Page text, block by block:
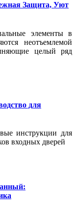
Защита, Уют
элементы в
неотъемлемой
целый ряд
для
инструкции для
входных дверей